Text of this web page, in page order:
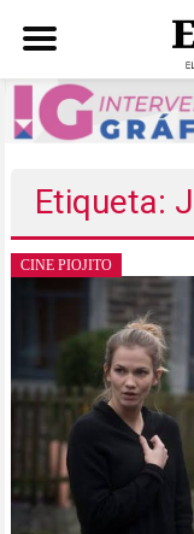
Saltar
al
contenido
Etiqueta:
CINE PIOJITO